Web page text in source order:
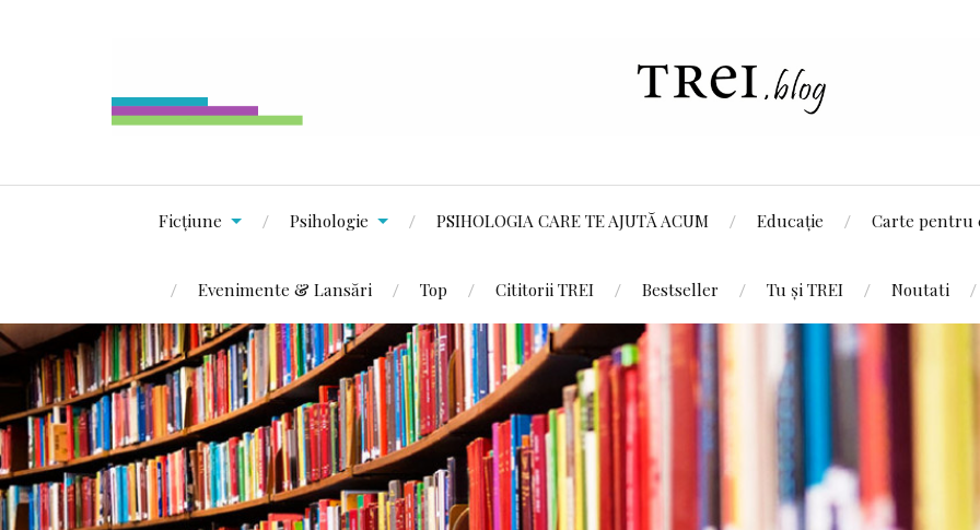
Ficțiune Psihologie PSIHOLOGIA CARE TE AJUTĂ ACUM Educație Carte pentru
Evenimente & Lansări Top Cititorii TREI Bestseller Tu și TREI Noutati